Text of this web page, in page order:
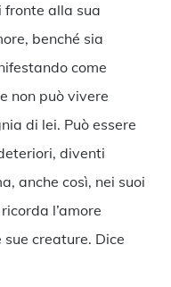
alla sua
benché sia
come
non può vivere
di lei. Può essere
diventi
anche così, nei suoi
l’amore
creature. Dice